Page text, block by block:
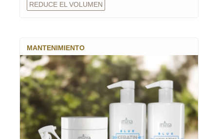
REDUCE EL VOLUMEN
MANTENIMIENTO